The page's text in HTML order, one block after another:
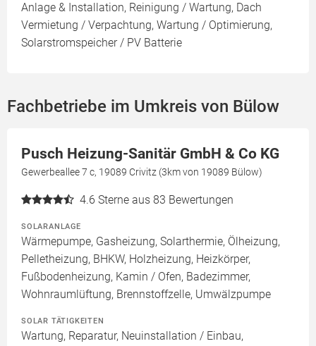
Anlage & Installation, Reinigung / Wartung, Dach
Vermietung / Verpachtung, Wartung / Optimierung,
Solarstromspeicher / PV Batterie
Fachbetriebe im Umkreis von Bülow
Pusch Heizung-Sanitär GmbH & Co KG
Gewerbeallee 7 c, 19089 Crivitz (3km von 19089 Bülow)
4.6 Sterne aus 83 Bewertungen
SOLARANLAGE
Wärmepumpe, Gasheizung, Solarthermie, Ölheizung,
Pelletheizung, BHKW, Holzheizung, Heizkörper,
Fußbodenheizung, Kamin / Ofen, Badezimmer,
Wohnraumlüftung, Brennstoffzelle, Umwälzpumpe
SOLAR TÄTIGKEITEN
Wartung, Reparatur, Neuinstallation / Einbau,